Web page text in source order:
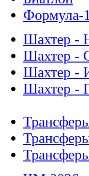
Формула-1
Шахтер -
Шахтер -
Шахтер -
Шахтер -